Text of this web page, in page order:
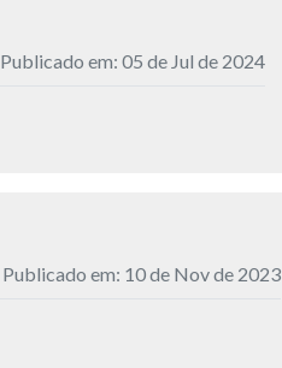
Publicado em: 05 de Jul de 2024
Publicado em: 10 de Nov de 2023